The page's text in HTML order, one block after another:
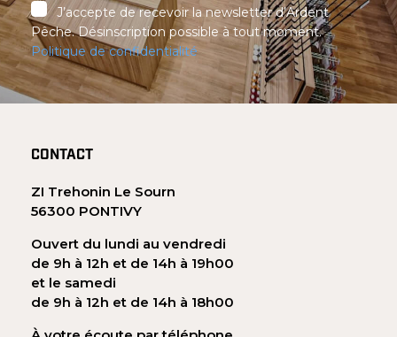
J’accepte de recevoir la newsletter d’Ardent
Pêche. Désinscription possible à tout moment.
Politique de confidentialité
CONTACT
ZI Trehonin Le Sourn
56300 PONTIVY
Ouvert du lundi au vendredi
de 9h à 12h et de 14h à 19h00
et le samedi
de 9h à 12h et de 14h à 18h00